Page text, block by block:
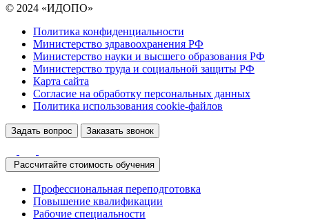
© 2024 «ИДОПО»
Политика конфиденциальности
Министерство здравоохранения РФ
Министерство науки и высшего образования РФ
Министерство труда и социальной защиты РФ
Карта сайта
Согласие на обработку персональных данных
Политика использования сookie-файлов
Задать вопрос Заказать звонок
Рассчитайте стоимость обучения
Профессиональная переподготовка
Повышение квалификации
Рабочие специальности